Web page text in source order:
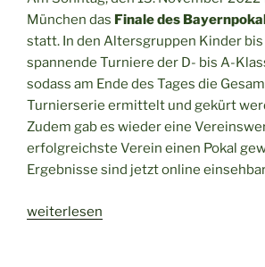
München das Finale des
statt. In den Altersgruppen Kinder
spannende Turniere der D- bis A-
sodass am Ende des Tages die
Turnierserie ermittelt und gekürt
Zudem gab es wieder eine
erfolgreichste Verein einen Pokal
Ergebnisse sind jetzt online
„Finale
weiterlesen